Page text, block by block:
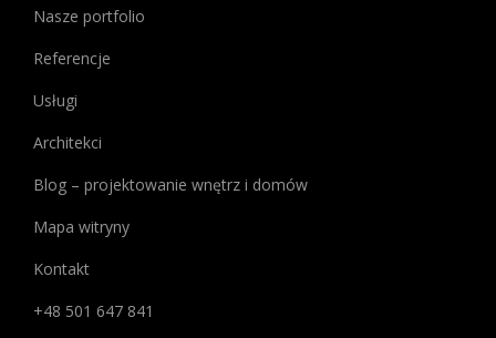
szeroką
informacji
na
najlepszych
online.
Jeśli
Cię
bonusy
Nasze portfolio
Referencje
Usługi
Architekci
Blog – projektowanie wnętrz i domów
Mapa witryny
Kontakt
+48 501 647 841